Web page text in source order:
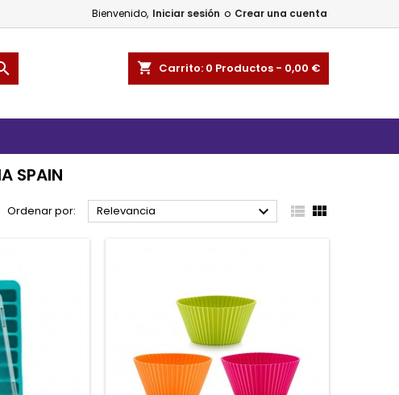
Bienvenido, Iniciar sesión o Crear una cuenta
shopping_cart Carrito: 0 Productos - 0,00 €
SPAIN
Ordenar por: Relevancia   